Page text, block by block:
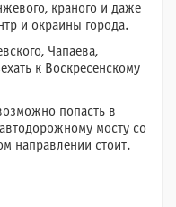
краного и даже
и окраины города.
Чапаева,
к Воскресенскому
попасть в
мосту со
направлении стоит.